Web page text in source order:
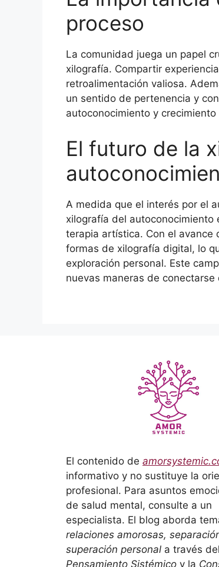
proceso
La comunidad juega un papel
xilografía. Compartir
retroalimentación valiosa.
un sentido de pertenencia y
autoconocimiento y crecimiento
El futuro de la
A medida que el interés por el
xilografía del
terapia artística. Con el avance
formas de xilografía digital, lo
exploración personal. Este
nuevas maneras de
El contenido de
informativo y no sustituye la
profesional. Para asuntos
de salud mental, consulte a un
especialista. El blog aborda
relaciones amorosas,
superación personal a través del
Pensamiento Sistémico y la